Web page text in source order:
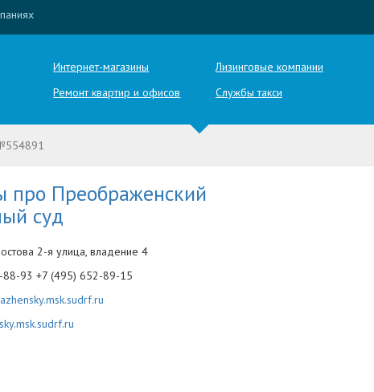
Интернет-магазины Лизинговые компании
Ремонт квартир и офисов Службы такси
про Преображенский
суд
2-я улица, владение 4
88-93 +7 (495) 652-89-15